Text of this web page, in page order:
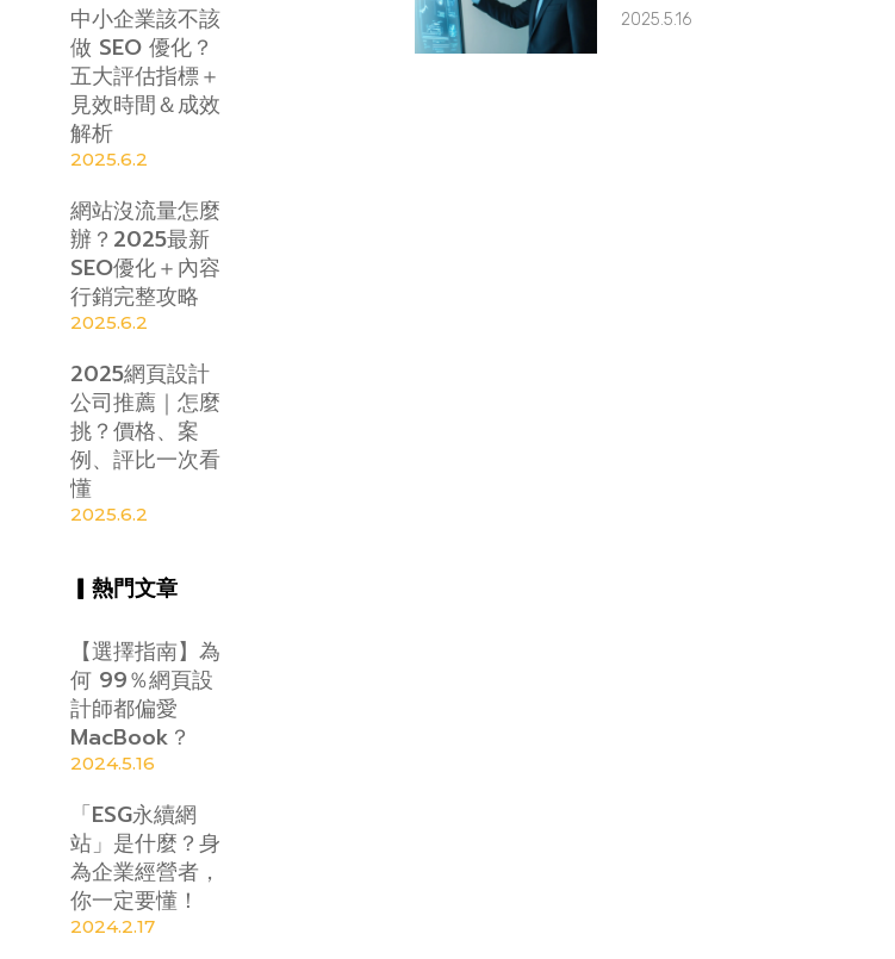
中小企業該不該
做 SEO 優化？
五大評估指標＋
見效時間＆成效
解析
2025.6.2
網站沒流量怎麼
辦？2025最新
SEO優化＋內容
行銷完整攻略
2025.6.2
2025網頁設計
公司推薦｜怎麼
挑？價格、案
例、評比一次看
懂
2025.6.2
▎熱門文章
【選擇指南】為
何 99％網頁設
計師都偏愛
MacBook？
2024.5.16
「ESG永續網
站」是什麼？身
為企業經營者，
你一定要懂！
2024.2.17
2025.5.16